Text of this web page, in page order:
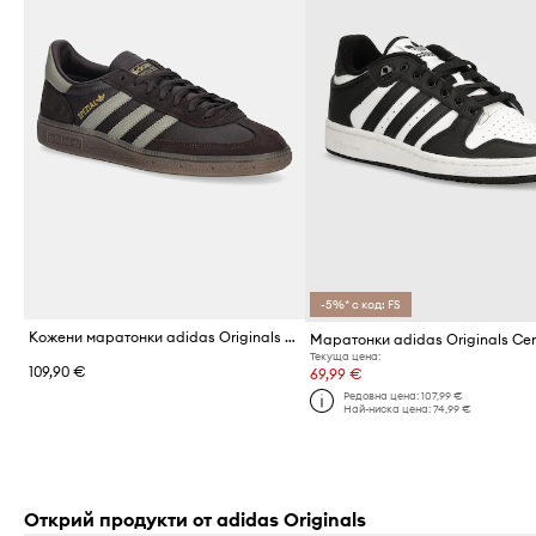
Кожени маратонки adidas Originals Handball Spezial
109,90 €
-5%* с код: FS
Текуща цена:
69,99 €
Редовна цена: 107,99 €
Най-ниска цена: 74,99 €
Открий продукти от adidas Originals